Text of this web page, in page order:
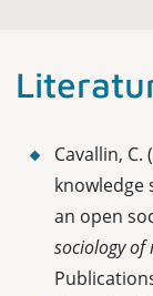
Cavallin,
knowledge
an open
sociology of